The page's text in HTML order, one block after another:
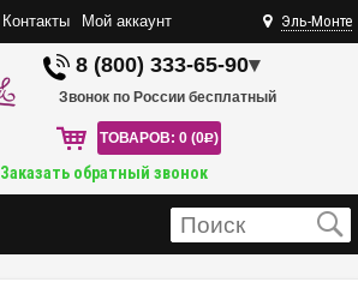
Контакты Мой аккаунт Эль-Монте
8 (800) 333-65-90▾
Звонок по России бесплатный
ТОВАРОВ: 0 (0R)
Заказать обратный звонок